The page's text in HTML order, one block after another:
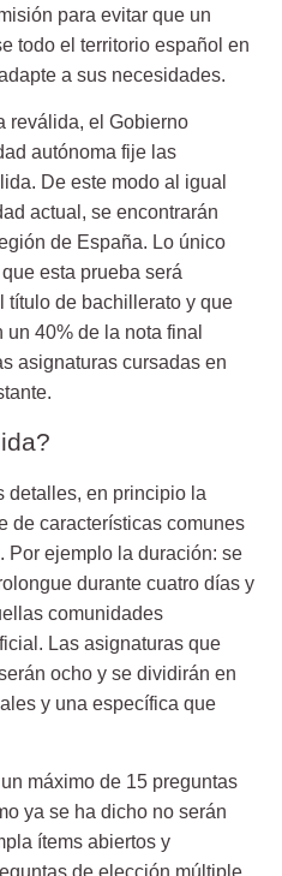
para evitar que un
todo el territorio español en
a sus necesidades.
reválida, el Gobierno
autónoma fije las
De este modo al igual
actual, se encontrarán
de España. Lo único
esta prueba será
título de bachillerato y que
40% de la nota final
asignaturas cursadas en
detalles, en principio la
de características comunes
Por ejemplo la duración: se
durante cuatro días y
comunidades
Las asignaturas que
ocho y se dividirán en
y una específica que
máximo de 15 preguntas
ya se ha dicho no serán
ítems abiertos y
de elección múltiple.